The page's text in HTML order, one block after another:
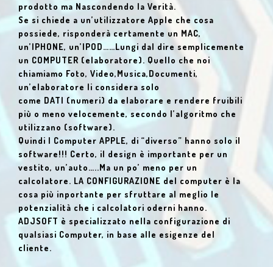
prodotto ma Nascondendo la Verità.
Se si chiede a un’utilizzatore Apple che cosa
possiede, risponderà certamente un MAC,
un’IPHONE, un’IPOD……Lungi dal dire semplicemente
un COMPUTER (elaboratore). Quello che noi
chiamiamo Foto, Video,Musica,Documenti,
un’elaboratore li considera solo
come DATI (numeri) da elaborare e rendere fruibili
più o meno velocemente, secondo l’algoritmo che
utilizzano (software).
Quindi I Computer APPLE, di “diverso” hanno solo il
software!!! Certo, il design è importante per un
vestito, un’auto…..Ma un po’ meno per un
calcolatore. LA CONFIGURAZIONE del computer è la
cosa più inportante per sfruttare al meglio le
potenzialità che i calcolatori oderni hanno.
ADJSOFT è specializzato nella configurazione di
qualsiasi Computer, in base alle esigenze del
cliente.